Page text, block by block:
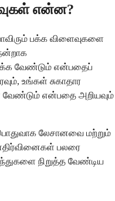
என்ன?
பக்க விளைவுகளை
வேண்டும் என்பதைப்
உங்கள் சுகாதார
என்பதை அறியவும்
லேசானவை மற்றும்
பலரை
நிறுத்த வேண்டிய